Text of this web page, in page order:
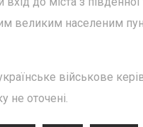
великим населеним
військове
не оточені.